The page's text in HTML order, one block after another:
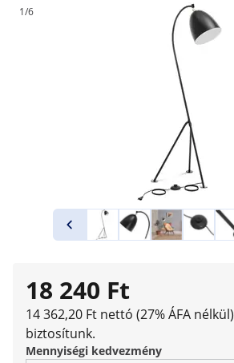
1/6
18 240 Ft
14 362,20 Ft nettó (27% ÁFA nélkül)
biztosítunk.
Mennyiségi kedvezmény